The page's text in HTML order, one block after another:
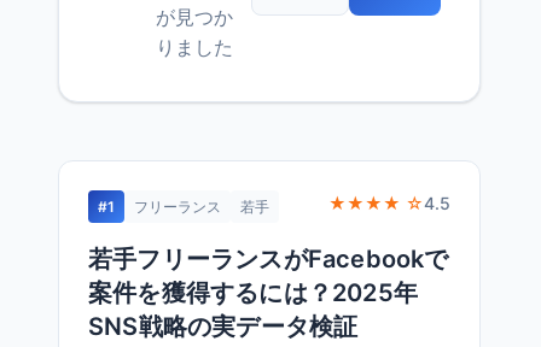
が見つか
りました
#1 フリーランス 若手 ★★★★ ☆4.5
若手フリーランスがFacebookで
案件を獲得するには？2025年
SNS戦略の実データ検証